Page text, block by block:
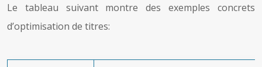
Le tableau suivant montre des exemples concrets
d’optimisation de titres: